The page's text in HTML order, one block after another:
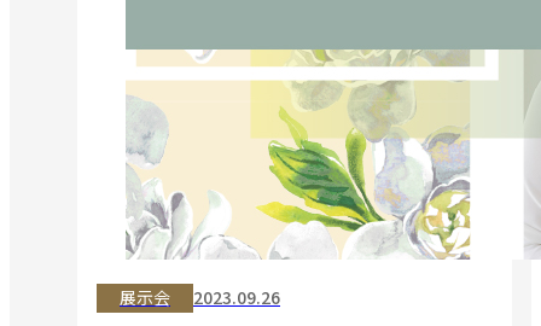
展示会 2023.09.26